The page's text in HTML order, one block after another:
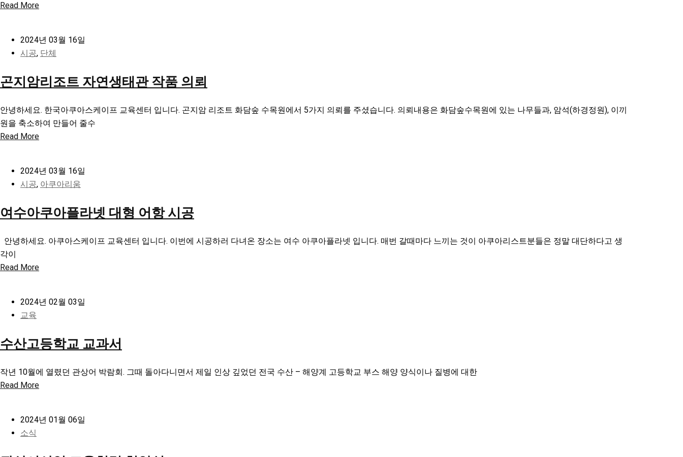
Read More
2024년 03월 16일
시공, 단체
곤지암리조트 자연생태관 작품 의뢰
안녕하세요. 한국아쿠아스케이프 교육센터 입니다. 곤지암 리조트 화담숲 수목원에서 5가지 의뢰를 주셨습니다. 의뢰내용은 화담숲수목원에 있는 나무들과, 암석(하경정원), 이끼
원을 축소하여 만들어 줄수
Read More
2024년 03월 16일
시공, 아쿠아리움
여수아쿠아플라넷 대형 어항 시공
안녕하세요. 아쿠아스케이프 교육센터 입니다. 이번에 시공하러 다녀온 장소는 여수 아쿠아플라넷 입니다. 매번 갈때마다 느끼는 것이 아쿠아리스트분들은 정말 대단하다고 생
각이
Read More
2024년 02월 03일
교육
수산고등학교 교과서
작년 10월에 열렸던 관상어 박람회. 그때 돌아다니면서 제일 인상 깊었던 전국 수산 – 해양계 고등학교 부스 해양 양식이나 질병에 대한
Read More
2024년 01월 06일
소식